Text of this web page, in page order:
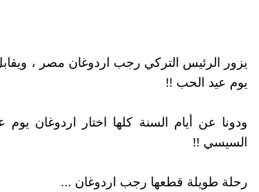
يوم عيد الحب !!
ودونا عن أيام السنة كلها اختار اردوغان
السيسي !!
رحلة طويلة قطعها رجب اردوغان ...